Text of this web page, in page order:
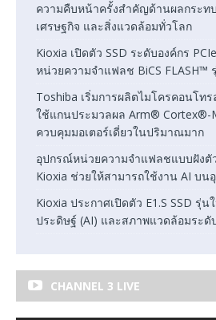
ความคืบหน้าครั้งสำคัญด้านผลกระท
เศรษฐกิจ และสิ่งแวดล้อมทั่วโลก
Kioxia เปิดตัว SSD ระดับองค์กร
หน่วยความจำแฟลช BiCS FLASH™
Toshiba เริ่มการผลิตไมโครคอนโท
ใช้แกนประมวลผล Arm® Cortex®-
ควบคุมมอเตอร์เดี่ยวในปริมาณมาก
อุปกรณ์หน่วยความจำแฟลชแบบฝังตั
Kioxia ช่วยให้สามารถใช้งาน AI บน
Kioxia ประกาศเปิดตัว E1.S SSD รุ่
ประดิษฐ์ (AI) และสภาพแวดล้อมระดั
CHANNEL 3 LIVE